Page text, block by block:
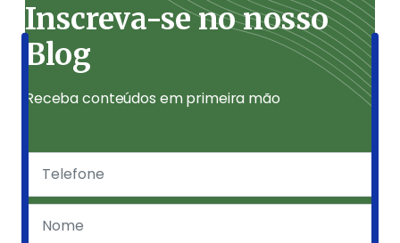
Inscreva-se no nosso
Blog
Receba conteúdos em primeira mão